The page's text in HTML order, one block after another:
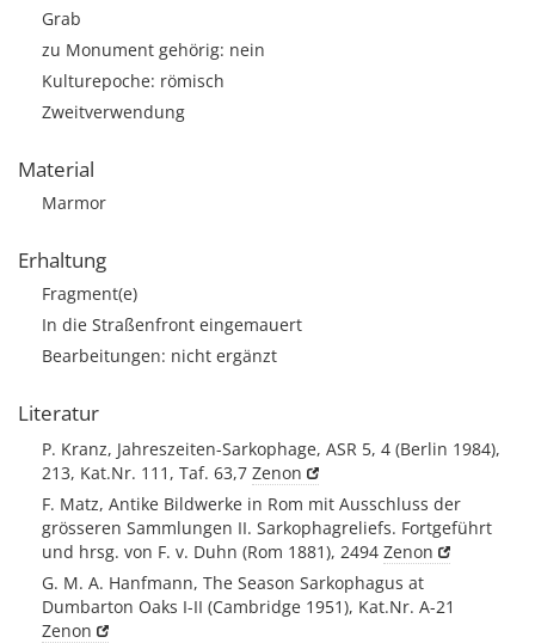
Grab
zu Monument gehörig: nein
Kulturepoche: römisch
Zweitverwendung
Material
Marmor
Erhaltung
Fragment(e)
In die Straßenfront eingemauert
Bearbeitungen: nicht ergänzt
Literatur
P. Kranz, Jahreszeiten-Sarkophage, ASR 5, 4 (Berlin 1984),
213, Kat.Nr. 111, Taf. 63,7 Zenon
F. Matz, Antike Bildwerke in Rom mit Ausschluss der
grösseren Sammlungen II. Sarkophagreliefs. Fortgeführt
und hrsg. von F. v. Duhn (Rom 1881), 2494 Zenon
G. M. A. Hanfmann, The Season Sarkophagus at
Dumbarton Oaks I-II (Cambridge 1951), Kat.Nr. A-21
Zenon